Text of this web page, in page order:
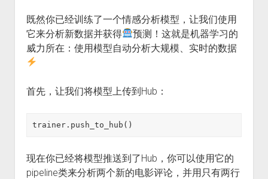
既然你已经训练了一个情感分析模型，让我们使用
它来分析新数据并获得
预测！这就是机器学习的
威力所在：使用模型自动分析大规模、实时的数据
首先，让我们将模型上传到Hub：
trainer.push_to_hub()
现在你已经将模型推送到了Hub，你可以使用它的
pipeline类来分析两个新的电影评论，并用只有两行